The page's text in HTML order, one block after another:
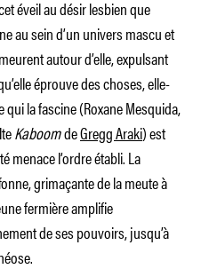
éveil au désir lesbien que
au sein d’un univers mascu et
autour d’elle, expulsant
éprouve des choses, elle-
la fascine (Roxane Mesquida,
KaboomdeGregg Araki) est
menace l’ordre établi. La
grimaçante de la meute à
fermière amplifie
de ses pouvoirs, jusqu’à